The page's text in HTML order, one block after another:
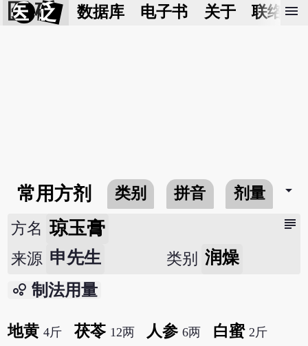
医 砭 数据库 电子书 关于 联络我
menu
常用方剂 类别 拼音 剂量 arrow_drop_down
subject
方名 琼玉膏
来源 申先生 类别 润燥
bubble_chart 制法用量
地黄 4斤 茯苓 12两 人参 6两 白蜜 2斤